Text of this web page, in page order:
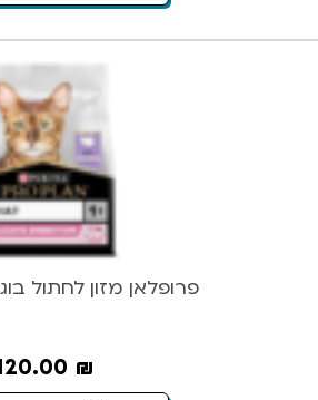
פרופלאן מזון לחתול בוגר
₪